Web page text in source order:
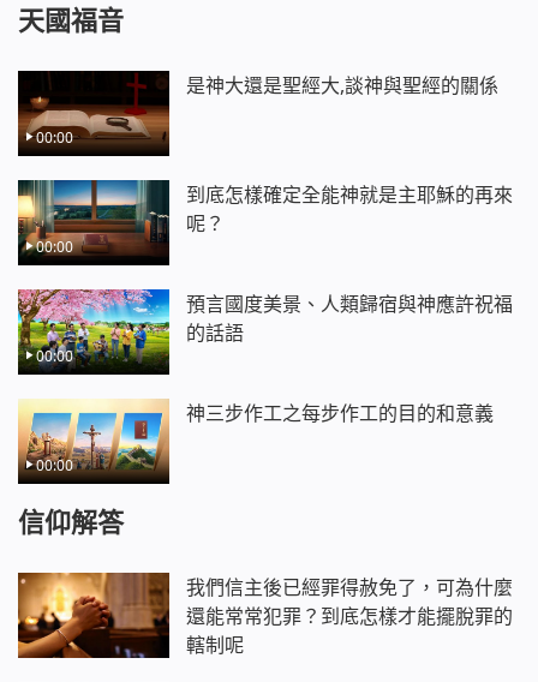
天國福音
00:00
是神大還是聖經大,談神與聖經的關係
00:00
到底怎樣確定全能神就是主耶穌的再來
呢？
00:00
預言國度美景、人類歸宿與神應許祝福
的話語
00:00
神三步作工之每步作工的目的和意義
信仰解答
我們信主後已經罪得赦免了，可為什麼
還能常常犯罪？到底怎樣才能擺脫罪的
轄制呢